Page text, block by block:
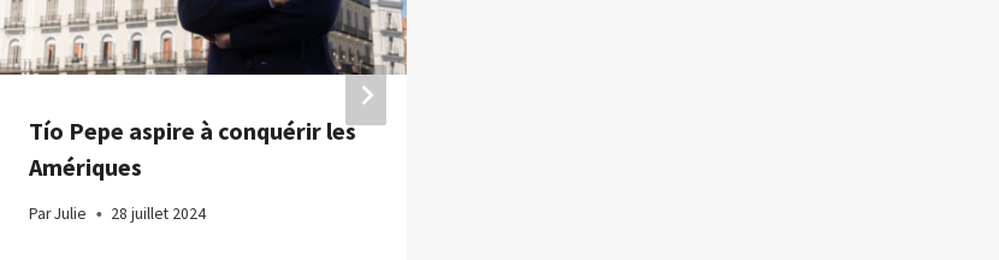
Tío Pepe aspire à conquérir les
Amériques
ParJulie 28 juillet 2024